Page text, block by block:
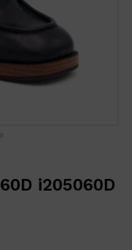
i205060D